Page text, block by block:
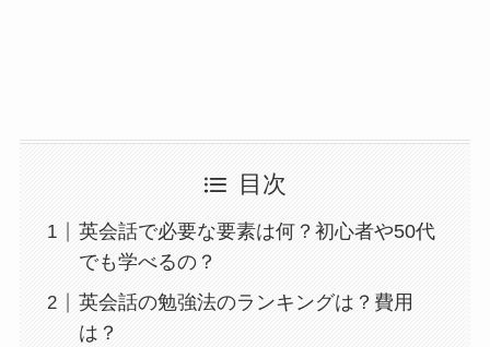
目次
英会話で必要な要素は何？初心者や50代
でも学べるの？
英会話の勉強法のランキングは？費用
は？